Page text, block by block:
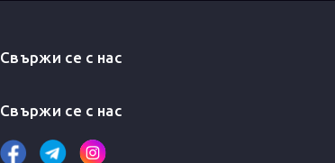
Свържи се с нас
Свържи се с нас